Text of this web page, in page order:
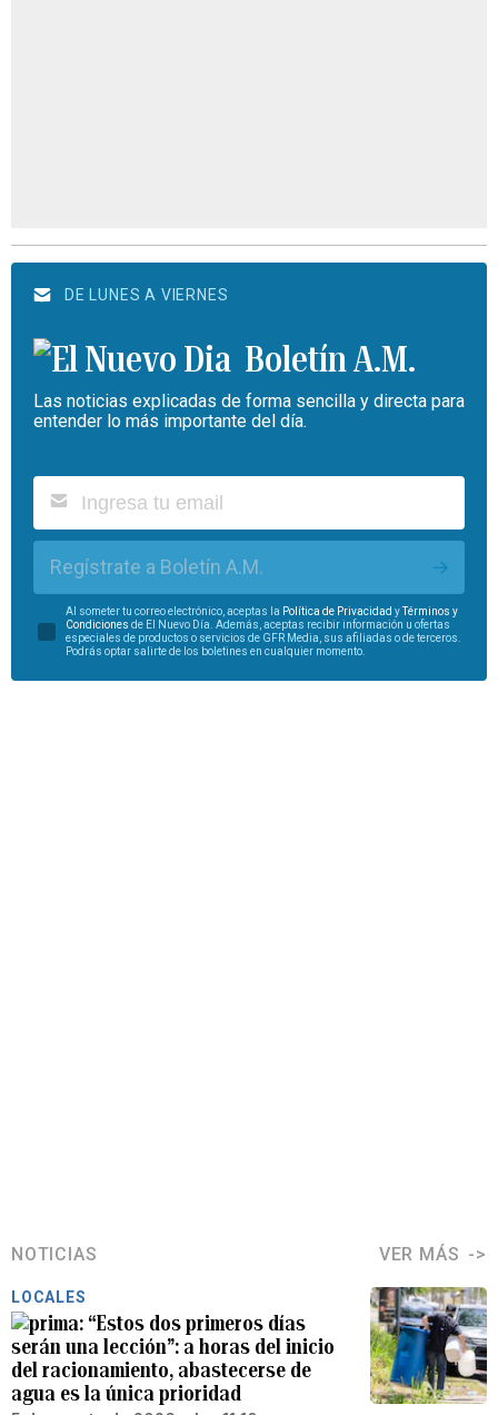
DE LUNES A VIERNES
Boletín A.M.
Las noticias explicadas de forma sencilla y directa para
entender lo más importante del día.
Regístrate a Boletín A.M.
Al someter tu correo electrónico, aceptas la Política de Privacidad yTérminos y
Condiciones de El Nuevo Día. Además, aceptas recibir información u ofertas
especiales de productos o servicios de GFR Media, sus afiliadas o de terceros.
Podrás optar salirte de los boletines en cualquier momento.
NOTICIAS VER MÁS
LOCALES
“Estos dos primeros días
serán una lección”: a horas del inicio
del racionamiento, abastecerse de
agua es la única prioridad